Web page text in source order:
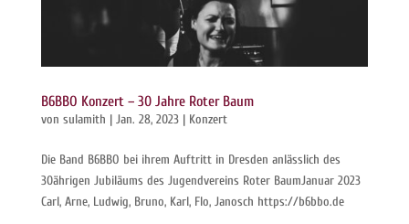
B6BBO Konzert – 30 Jahre Roter Baum
von sulamith | Jan. 28, 2023| Konzert
Die Band B6BBO bei ihrem Auftritt in Dresden anlässlich des
30ährigen Jubiläums des Jugendvereins Roter BaumJanuar 2023
Carl, Arne, Ludwig, Bruno, Karl, Flo, Janosch https://b6bbo.de